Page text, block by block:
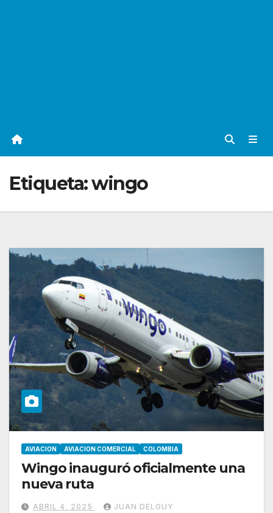
Etiqueta:wingo
AVIACION AVIACION COMERCIAL COLOMBIA
Wingo inauguró oficialmente una
nueva ruta
ABRIL 4, 2025 JUAN DELGUY